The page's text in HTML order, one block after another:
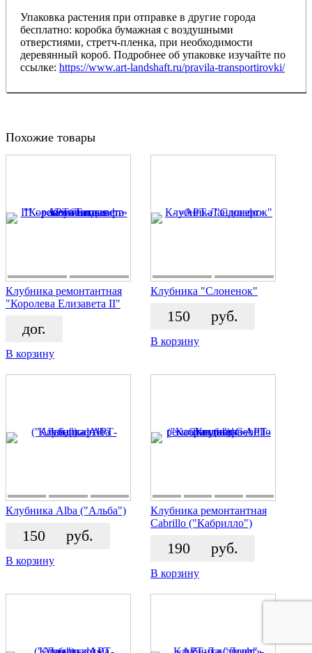
Упаковка растения при отправке в другие города
бесплатно: коробка бумажная с воздушными
отверстиями, стретч-пленка, при необходимости
деревянный короб. Подробнее об упаковке изучайте по
ссылке: https://www.art-landshaft.ru/pravila-transportirovki/
Похожие товары
Клубника ремонтантная
"Королева Елизавета II"
дог.
В корзину
Клубника "Слоненок"
150 руб.
В корзину
Клубника Alba ("Альба")
150 руб.
В корзину
Клубника ремонтантная
Cabrillo ("Кабрилло")
190 руб.
В корзину